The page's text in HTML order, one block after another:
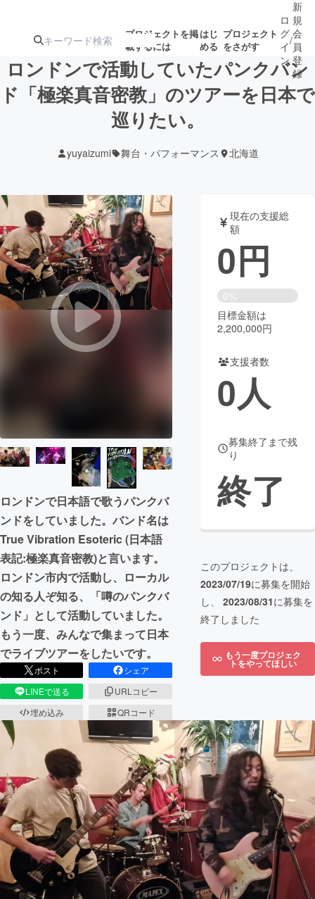
プロジェクトを掲
載するには
はじ
める
プロジェクト
をさがす
注目の新着プロ募集終了が近いプ
テクノロジー・ガジェット
映像・映画 書籍・雑誌
ビジネス・起業 チャレンジ
まちづくり・地域活性化
CAMPFIRE Creation
CAMPFIREふるさと納税machi-ya コミュニティ
ロ
グ
イ
ン
/
新
規
会
員
登
録
ロンドンで活動していたパンクバン
ド「極楽真音密教」のツアーを日本で
巡りたい。
yuyaizumi 舞台・パフォーマンス 北海道
ロンドンで日本語で歌うパンクバ
ンドをしていました。バンド名は
True Vibration Esoteric (日本語
表記:極楽真音密教)と言います。
ロンドン市内で活動し、ローカル
の知る人ぞ知る、「噂のパンクバ
ンド」として活動していました。
もう一度、みんなで集まって日本
でライブツアーをしたいです。
ポスト
シェア
LINEで送る
URLコピー
埋め込み
QRコード
現在の支援総
額
0円
0%
目標金額は
2,200,000円
支援者数
0人
募集終了まで残
り
終了
このプロジェクトは、
2023/07/19に募集を開始
し、 2023/08/31に募集を
終了しました
もう一度プロジェク
トをやってほしい